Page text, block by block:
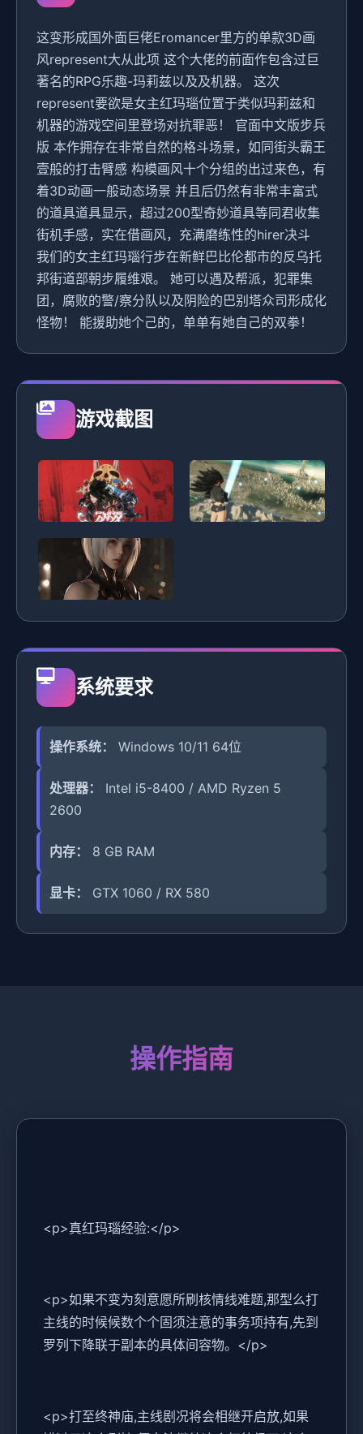
这变形成国外面巨佬Eromancer里方的单款3D画
风represent大从此项 这个大佬的前面作包含过巨
著名的RPG乐趣-玛莉兹以及及机器。 这次
represent要欲是女主红玛瑙位置于类似玛莉兹和
机器的游戏空间里登场对抗罪恶！ 官面中文版步兵
版 本作拥存在非常自然的格斗场景，如同街头霸王
壹般的打击臂感 构模画风十个分组的出过来色，有
着3D动画一般动态场景 并且后仍然有非常丰富式
的道具道具显示，超过200型奇妙道具等同君收集
街机手感，实在借画风，充满磨练性的hirer决斗
我们的女主红玛瑙行步在新鲜巴比伦都市的反乌托
邦街道部朝步履维艰。 她可以遇及帮派，犯罪集
团，腐败的警/察分队以及阴险的巴别塔众司形成化
怪物！ 能援助她个己的，单单有她自己的双拳！
游戏截图
系统要求
操作系统： Windows 10/11 64位
处理器：
Intel i5-8400 / AMD Ryzen 5
2600
内存： 8 GB RAM
显卡： GTX 1060 / RX 580
操作指南
<p>真红玛瑙经验:</p>
<p>如果不变为刻意愿所刷核情线难题,那型么打
主线的时候候数个个固须注意的事务项持有,先到
罗列下降联于副本的具体间容物。</p>
<p>打至终神庙,主线剧况将会相继开启放,如果